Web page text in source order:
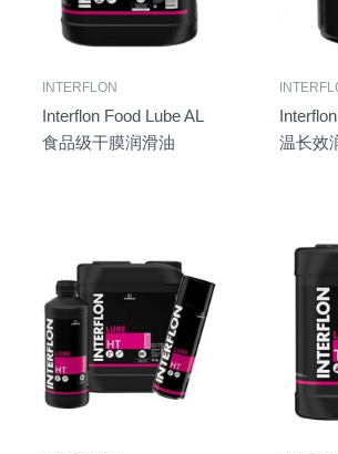
INTERFLON
Interflon Food Lube AL
食品级干膜润滑油
温长效